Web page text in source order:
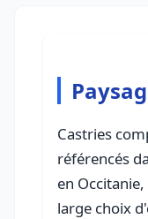
Castries
référencés
en
large choix